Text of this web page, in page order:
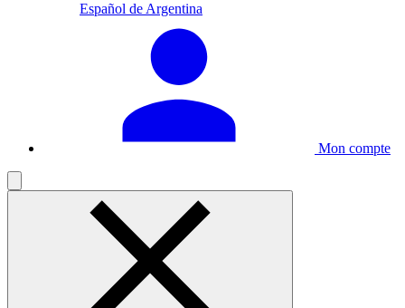
Español de Argentina
Mon compte